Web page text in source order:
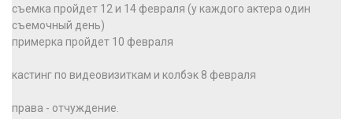
съемка пройдет 12 и 14 февраля (у каждого актера один
съемочный день)
примерка пройдет 10 февраля
кастинг по видеовизиткам и колбэк 8 февраля
права - отчуждение.